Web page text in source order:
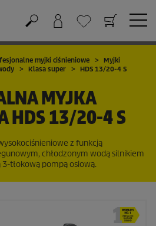
myjki ciśnieniowe
Myjki
Klasa super
HDS 13/20-4 S
MYJKA
HDS 13/20-4 S
z funkcją
chłodzonym wodą silnikiem
tłokową pompą osiową.